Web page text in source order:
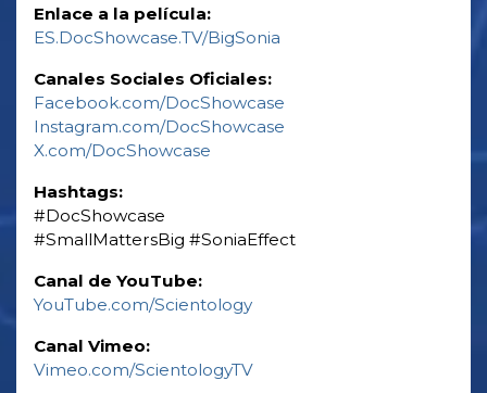
Enlace a la película:
ES.DocShowcase.TV/BigSonia
Canales Sociales Oficiales:
Facebook.com/DocShowcase
Instagram.com/DocShowcase
X.com/DocShowcase
Hashtags:
‎#DocShowcase
‎#SmallMattersBig ‎#SoniaEffect
Canal de YouTube:
YouTube.com/Scientology
Canal Vimeo:
Vimeo.com/ScientologyTV